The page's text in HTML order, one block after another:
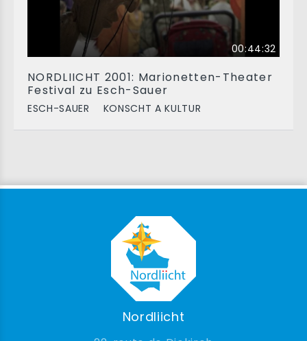
00:44:32
NORDLIICHT 2001: Marionetten-Theater
Festival zu Esch-Sauer
ESCH-SAUER KONSCHT A KULTUR
Nordliicht